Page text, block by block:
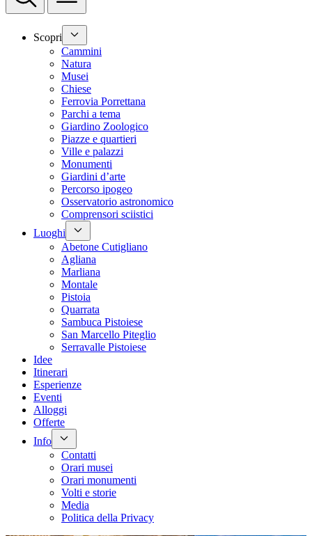
Scopri
Cammini
Natura
Musei
Chiese
Ferrovia Porrettana
Parchi a tema
Giardino Zoologico
Piazze e quartieri
Ville e palazzi
Monumenti
Giardini d’arte
Percorso ipogeo
Osservatorio astronomico
Comprensori sciistici
Luoghi
Abetone Cutigliano
Agliana
Marliana
Montale
Pistoia
Quarrata
Sambuca Pistoiese
San Marcello Piteglio
Serravalle Pistoiese
Idee
Itinerari
Esperienze
Eventi
Alloggi
Offerte
Info
Contatti
Orari musei
Orari monumenti
Volti e storie
Media
Politica della Privacy